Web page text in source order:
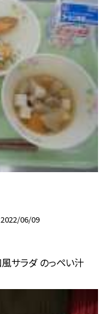
2022/06/09
サラダ のっぺい汁